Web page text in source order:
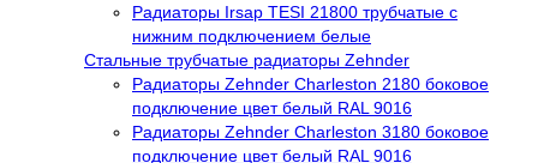
Радиаторы Irsap TESI 21800 трубчатые с
нижним подключением белые
Стальные трубчатые радиаторы Zehnder
Радиаторы Zehnder Charleston 2180 боковое
подключение цвет белый RAL 9016
Радиаторы Zehnder Charleston 3180 боковое
подключение цвет белый RAL 9016